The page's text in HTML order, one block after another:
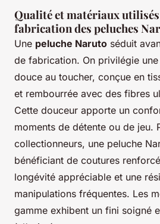
Qualité et matériaux
fabrication des peluches
Une peluche Naruto séduit
de fabrication. On privilégie
douce au toucher, conçue en
et rembourrée avec des fibres
Cette douceur apporte un
moments de détente ou de jeu.
collectionneurs, une peluche
bénéficiant de coutures
longévité appréciable et une
manipulations fréquentes. Les
gamme exhibent un fini soigné